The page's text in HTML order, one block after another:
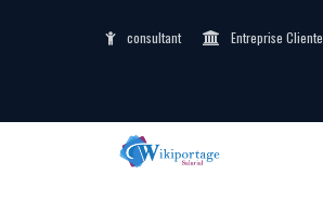
consultant Entreprise Cliente